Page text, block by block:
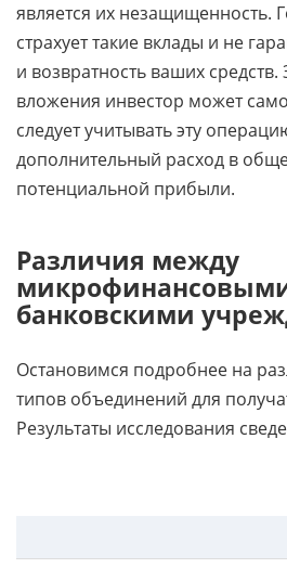
является их незащищенность.
страхует такие вклады и не
и возвратность ваших средств.
вложения инвестор может
следует учитывать эту
дополнительный расход в
потенциальной прибыли.
Различия между
банковскими
Остановимся подробнее на
типов объединений для
Результаты исследования